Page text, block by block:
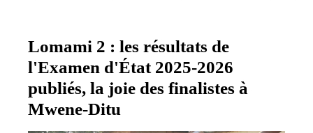
Lomami 2 : les résultats de
l'Examen d'État 2025-2026
publiés, la joie des finalistes à
Mwene-Ditu